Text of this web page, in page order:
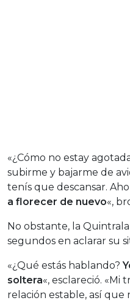
«¿Cómo no estay
subirme y bajarme de
tenís que descansar.
a florecer de nuevo«,
No obstante, la
segundos en aclarar su
«¿Qué estás hablando?
soltera«, esclareció.
relación estable, así que